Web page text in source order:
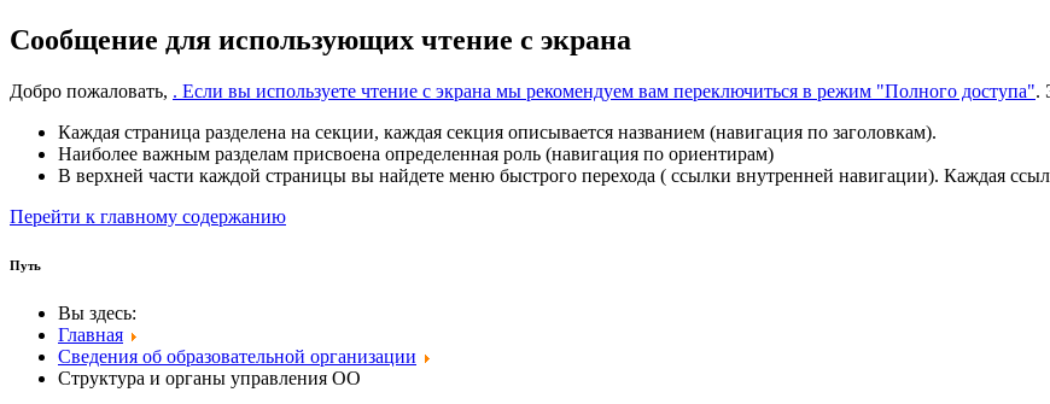
Сообщение для использующих чтение с экрана
Добро пожаловать, . Если вы используете чтение с экрана мы рекомендуем вам переключиться в режим "Полного доступа".
Каждая страница разделена на секции, каждая секция описывается названием (навигация по заголовкам).
Наиболее важным разделам присвоена определенная роль (навигация по ориентирам)
В верхней части каждой страницы вы найдете меню быстрого перехода ( ссылки внутренней навигации). Каждая
Перейти к главному содержанию
Путь
Вы здесь:
Главная
Сведения об образовательной организации
Структура и органы управления ОО